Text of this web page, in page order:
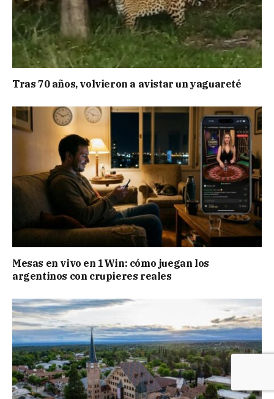
Tras 70 años, volvieron a avistar un yaguareté
Mesas en vivo en 1Win: cómo juegan los
argentinos con crupieres reales